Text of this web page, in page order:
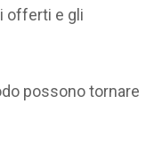
offerti e gli
possono tornare